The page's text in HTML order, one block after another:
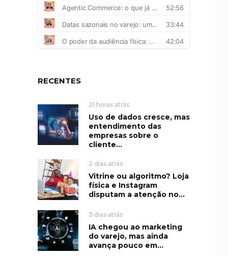
RECENTES
21 horas atrás
Uso de dados cresce, mas
entendimento das
empresas sobre o
cliente...
2 dias atrás
Vitrine ou algoritmo? Loja
física e Instagram
disputam a atenção no...
3 dias atrás
IA chegou ao marketing
do varejo, mas ainda
avança pouco em...